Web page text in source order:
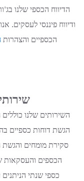
הדיווח הכספי שלנו
ודיווח פיננסי לעסקים.
הכספיים והצהרות
השירותים שלנו
הגשת דוחות כספיים
הכספים והעסקאות
כספי שנתי הניתנים